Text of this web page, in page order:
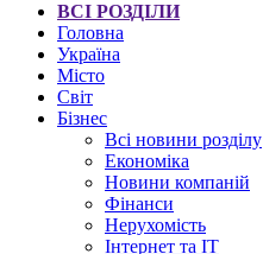
ВСІ РОЗДІЛИ
Головна
Україна
Місто
Світ
Бізнес
Всі новини розділу
Економіка
Новини компаній
Фінанси
Нерухомість
Інтернет та IT